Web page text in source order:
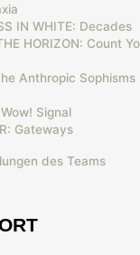
IN WHITE: Decades
HORIZON: Count
Anthropic
Signal
Gateways
des Teams